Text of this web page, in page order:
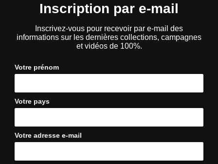
Inscription par e-mail
Inscrivez-vous pour recevoir par e-mail des
informations sur les dernières collections, campagnes
et vidéos de 100%.
Votre prénom
Votre pays
Votre adresse e-mail